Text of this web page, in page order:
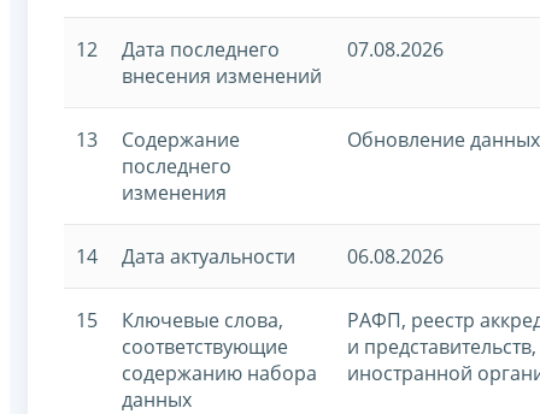
12
Дата последнего
внесения изменений
07.08.2026
13
Содержание
последнего
изменения
Обновление данных
14 Дата актуальности 06.08.2026
15
Ключевые слова,
соответствующие
содержанию набора
данных
РАФП, реестр
и
иностранной